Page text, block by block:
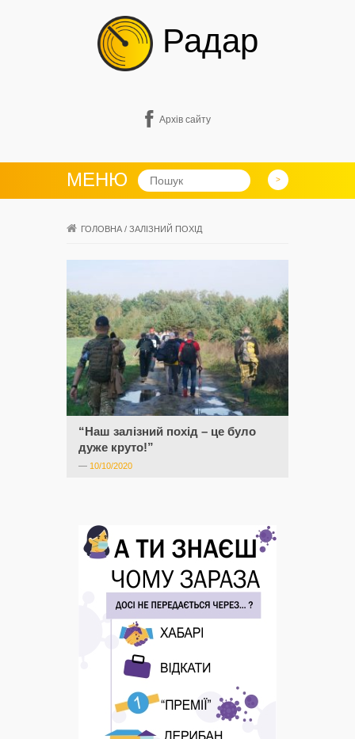
Радар
Архів сайту
МЕНЮ
ГОЛОВНА / ЗАЛІЗНИЙ ПОХІД
“Наш залізний похід – це було
дуже круто!”
— 10/10/2020